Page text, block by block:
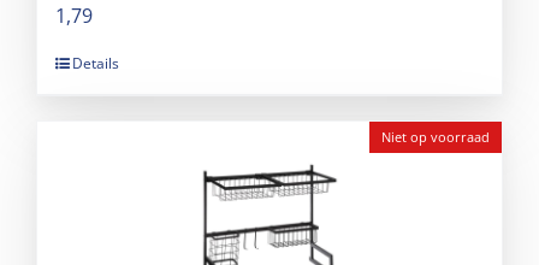
1,79
Details
Niet op voorraad